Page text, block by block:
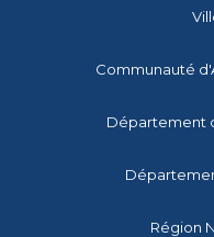
Communauté
Département
Région